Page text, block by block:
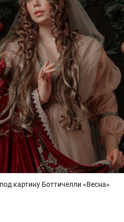
картину Боттичелли «Весна»